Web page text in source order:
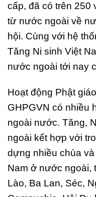
cấp, đã có trên 250
từ nước ngoài về
hội. Cùng với hệ
Tăng Ni sinh Việt
nước ngoài tới nay
Hoạt động Phật
GHPGVN có nhiều
ngoài nước. Tăng,
ngoài kết hợp với
dựng nhiều chùa
Nam ở nước ngoài,
Lào, Ba Lan, Séc,